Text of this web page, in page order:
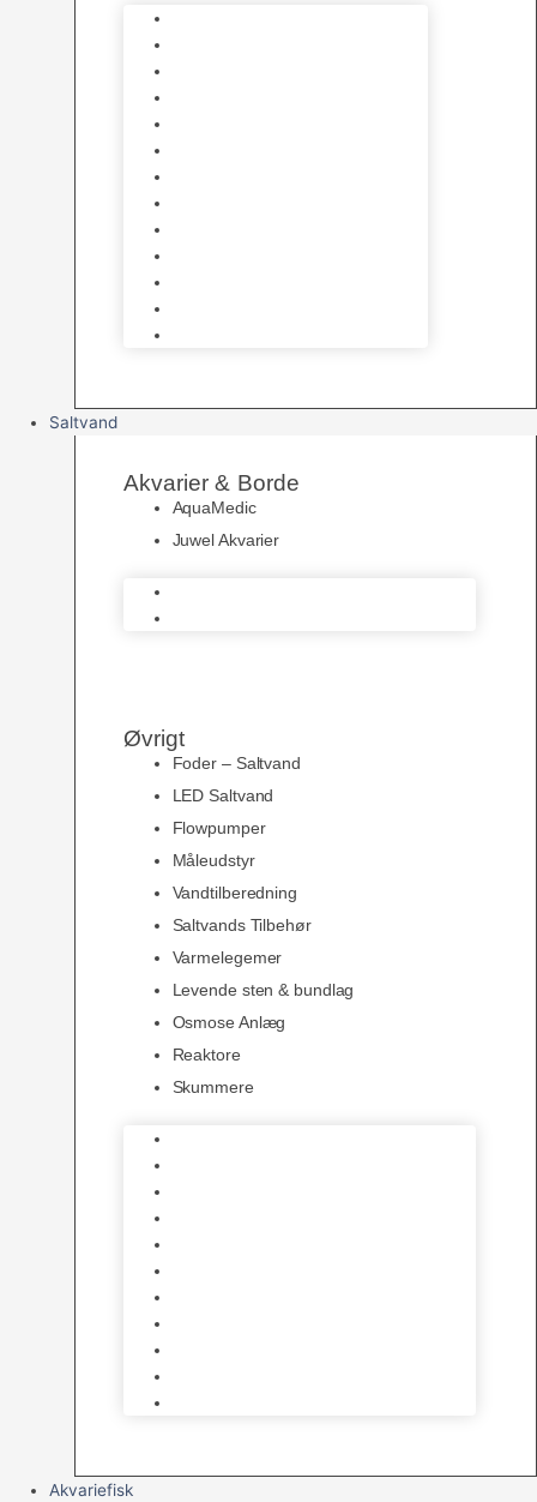
Saltvand
Akvarier & Borde
AquaMedic
Juwel Akvarier
Øvrigt
Foder – Saltvand
LED Saltvand
Flowpumper
Måleudstyr
Vandtilberedning
Saltvands Tilbehør
Varmelegemer
Levende sten & bundlag
Osmose Anlæg
Reaktore
Skummere
Akvariefisk